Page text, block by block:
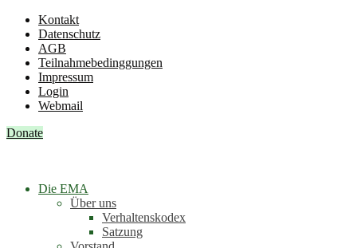
Kontakt
Datenschutz
AGB
Teilnahmebedinggungen
Impressum
Login
Webmail
Donate
Die EMA
Über uns
Verhaltenskodex
Satzung